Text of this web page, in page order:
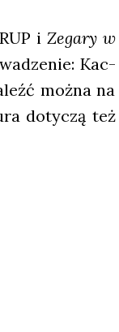
i Zega­ry w
Kac­
moż­na na
doty­czą też